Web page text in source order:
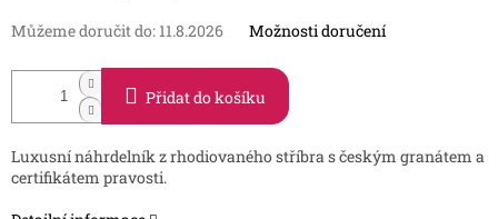
Můžeme doručit do: 11.8.2026 Možnosti doručení
Přidat do košíku
Luxusní náhrdelník z rhodiovaného stříbra s českým granátem a
certifikátem pravosti.